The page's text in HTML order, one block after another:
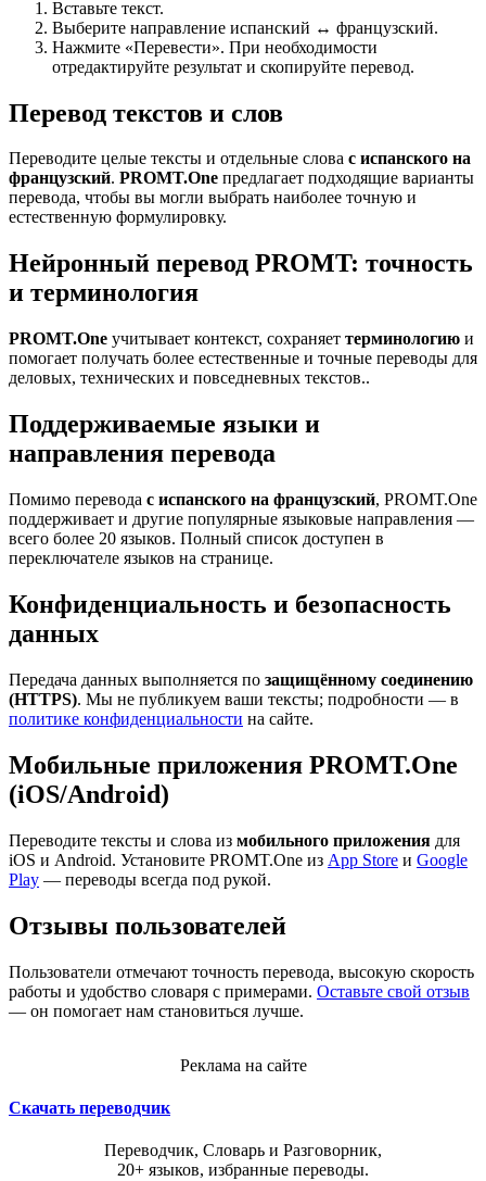
Вставьте текст.
Выберите направление испанский ↔ французский.
Нажмите «Перевести». При необходимости
отредактируйте результат и скопируйте перевод.
Перевод текстов и слов
Переводите целые тексты и отдельные слова с испанского на
французский. PROMT.One предлагает подходящие варианты
перевода, чтобы вы могли выбрать наиболее точную и
естественную формулировку.
Нейронный перевод PROMT: точность
и терминология
PROMT.One учитывает контекст, сохраняет терминологию и
помогает получать более естественные и точные переводы для
деловых, технических и повседневных текстов..
Поддерживаемые языки и
направления перевода
Помимо перевода с испанского на французский, PROMT.One
поддерживает и другие популярные языковые направления —
всего более 20 языков. Полный список доступен в
переключателе языков на странице.
Конфиденциальность и безопасность
данных
Передача данных выполняется по защищённому соединению
(HTTPS). Мы не публикуем ваши тексты; подробности — в
политике конфиденциальности на сайте.
Мобильные приложения PROMT.One
(iOS/Android)
Переводите тексты и слова из мобильного приложения для
iOS и Android. Установите PROMT.One из App Store и Google
Play — переводы всегда под рукой.
Отзывы пользователей
Пользователи отмечают точность перевода, высокую скорость
работы и удобство словаря с примерами. Оставьте свой отзыв
— он помогает нам становиться лучше.
Реклама на сайте
Скачать переводчик
Переводчик, Словарь и Разговорник,
20+ языков, избранные переводы.